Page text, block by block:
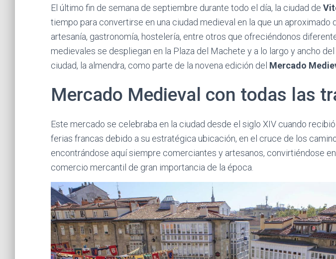
El último fin de semana de septiembre durante todo el día, la ciudad de
tiempo para convertirse en una ciudad medieval en la que un aproximado
artesanía, gastronomía, hostelería, entre otros que ofreciéndonos
medievales se despliegan en la Plaza del Machete y a lo largo y ancho
ciudad, la almendra, como parte de la novena edición del Mercado
Mercado Medieval con todas las
Este mercado se celebraba en la ciudad desde el siglo XIV cuando
ferias francas debido a su estratégica ubicación, en el cruce de los
encontrándose aquí siempre comerciantes y artesanos, convirtiéndose
comercio mercantil de gran importancia de la época.